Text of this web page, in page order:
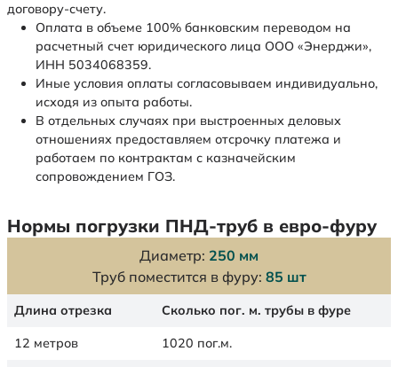
договору-счету.
Оплата в объеме 100% банковским переводом на
расчетный счет юридического лица ООО «Энерджи»,
ИНН 5034068359.
Иные условия оплаты согласовываем индивидуально,
исходя из опыта работы.
В отдельных случаях при выстроенных деловых
отношениях предоставляем отсрочку платежа и
работаем по контрактам с казначейским
сопровождением ГОЗ.
Нормы погрузки ПНД-труб в евро-фуру
Диаметр: 250 мм
Труб поместится в фуру: 85 шт
Длина отрезка Сколько пог. м. трубы в фуре
12 метров 1020 пог.м.